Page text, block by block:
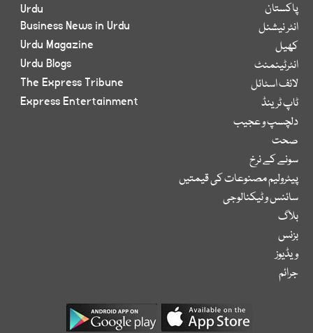
پاکستان
انٹر نیشنل
کھیل
انٹرٹینمنٹ
لائف اسٹائل
ٹاپ ٹرینڈ
دلچسپ و عجیب
صحت
سونے کے نرخ
پیٹرولیم مصنوعات کی قیمتیں
سائنس و ٹیکنالوجی
بلاگ
بزنس
ویڈیوز
جرائم
Urdu
Business News in Urdu
Urdu Magazine
Urdu Blogs
The Express Tribune
Express Entertainment